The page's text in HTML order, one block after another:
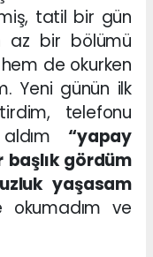
tatil bir gün
az bir bölümü
de okurken
Yeni günün ilk
telefonu
“yapay
gördüm
yaşasam
okumadım ve